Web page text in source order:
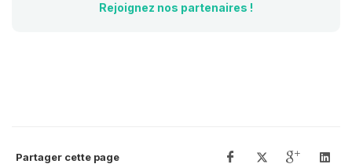
Rejoignez nos partenaires !
Partager cette page